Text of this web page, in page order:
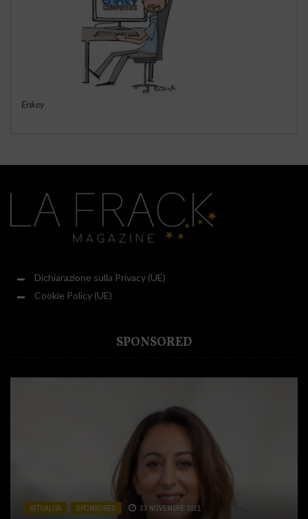
Enkey
Dichiarazione sulla Privacy (UE)
Cookie Policy (UE)
SPONSORED
ATTUALITÀ SPONSORED 23 NOVEMBRE 2021
ATTUALITÀ CUCINA , SPONSORED 2 DICEMBRE 2020
ATTUALITÀ SPONSORED 31 LUGLIO 2020